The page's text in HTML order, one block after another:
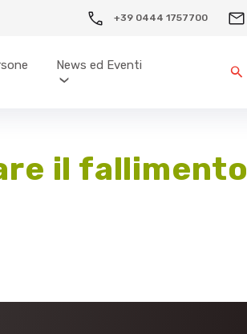
+39 0444 1757700
News ed Eventi
il fallimento